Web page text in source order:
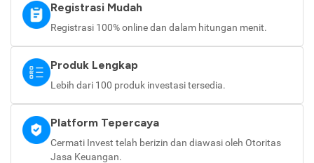
Registrasi Mudah
Registrasi 100% online dan dalam hitungan menit.
Produk Lengkap
Lebih dari 100 produk investasi tersedia.
Platform Tepercaya
Cermati Invest telah berizin dan diawasi oleh Otoritas
Jasa Keuangan.